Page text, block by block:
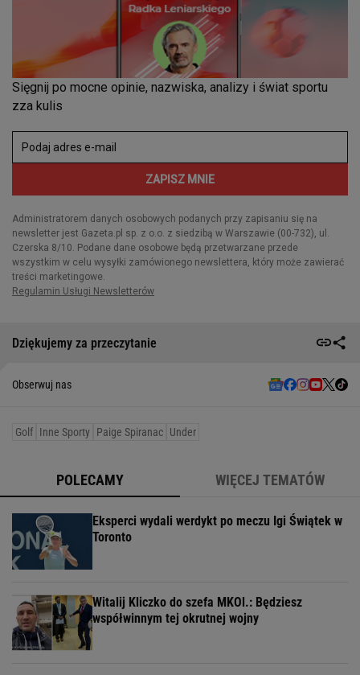
Dziękujemy za przeczytanie
Obserwuj nas
Golf Inne Sporty Paige Spiranac Under
POLECAMY WIĘCEJ TEMATÓW
Eksperci wydali werdykt po meczu Igi Świątek w
Toronto
Witalij Kliczko do szefa MKOl.: Będziesz
współwinnym tej okrutnej wojny